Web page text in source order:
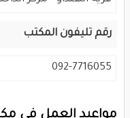
رقم تليفون المكتب
092-7716055
مواعيد العمل فى